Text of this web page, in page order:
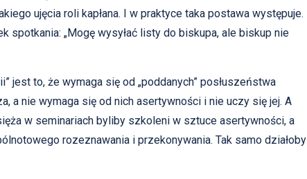
ujęcia roli kapłana. I w praktyce taka postawa występuje.
spotkania: „Mogę wysyłać listy do biskupa, ale biskup nie
jest to, że wymaga się od „poddanych” posłuszeństwa
a nie wymaga się od nich asertywności i nie uczy się jej. A
w seminariach byliby szkoleni w sztuce asertywności, a
rozeznawania i przekonywania. Tak samo działoby